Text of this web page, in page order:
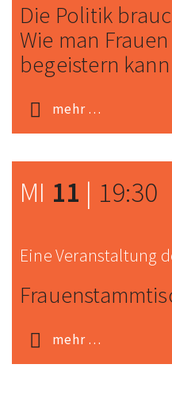
Die Politik
Wie man
begeistern kann
mehr …
MI 11 | 19:30
Eine Veranstaltung
mehr …